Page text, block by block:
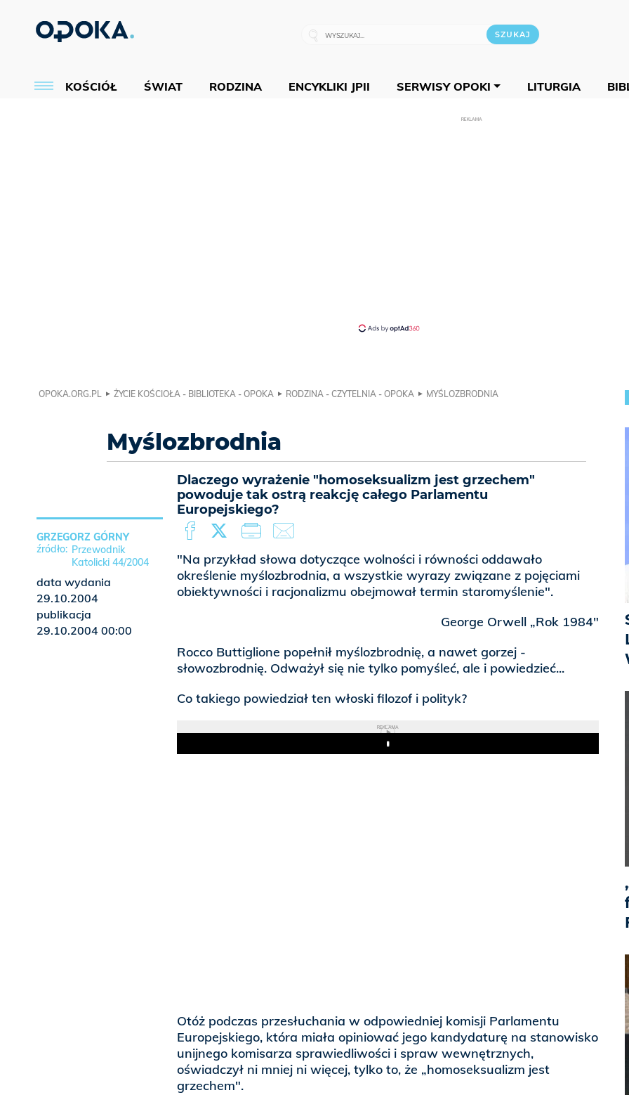
KOŚCIÓŁ ŚWIAT RODZINA ENCYKLIKI JPII SERWISY OPOKI LITURGIA
REKLAMA
OPOKA.ORG.PL ŻYCIE KOŚCIOŁA - BIBLIOTEKA - OPOKA RODZINA - CZYTELNIA - OPOKA MYŚLOZBRODNIA
Myślozbrodnia
Dlaczego wyrażenie "homoseksualizm jest grzechem"
powoduje tak ostrą reakcję całego Parlamentu
Europejskiego?
"Na przykład słowa dotyczące wolności i równości oddawało
określenie myślozbrodnia, a wszystkie wyrazy związane z pojęciami
obiektywności i racjonalizmu obejmował termin staromyślenie".
George Orwell „Rok 1984"
Rocco Buttiglione popełnił myślozbrodnię, a nawet gorzej -
słowozbrodnię. Odważył się nie tylko pomyśleć, ale i powiedzieć...
Co takiego powiedział ten włoski filozof i polityk?
REKLAMA
Play
Otóż podczas przesłuchania w odpowiedniej komisji Parlamentu
Europejskiego, która miała opiniować jego kandydaturę na stanowisko
unijnego komisarza sprawiedliwości i spraw wewnętrznych,
oświadczył ni mniej ni więcej, tylko to, że „homoseksualizm jest
grzechem".
GRZEGORZ GÓRNY
Przewodnik
Katolicki 44/2004
data wydania
29.10.2004
publikacja
29.10.2004 00:00